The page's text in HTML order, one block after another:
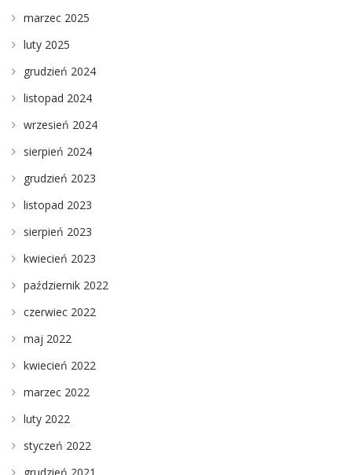
marzec 2025
luty 2025
grudzień 2024
listopad 2024
wrzesień 2024
sierpień 2024
grudzień 2023
listopad 2023
sierpień 2023
kwiecień 2023
październik 2022
czerwiec 2022
maj 2022
kwiecień 2022
marzec 2022
luty 2022
styczeń 2022